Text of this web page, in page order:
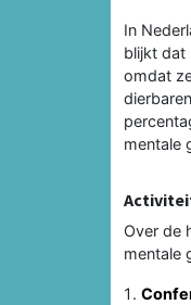
In
blijkt dat
omdat
mentale
Over de
mentale